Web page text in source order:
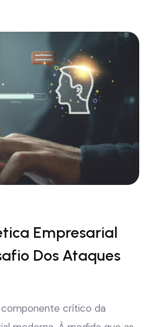
Empresarial
Dos Ataques
crítico da